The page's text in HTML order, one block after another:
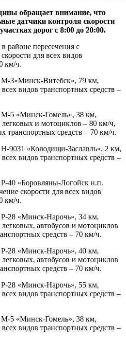
обращает внимание, что
датчики контроля скорости
дорог с 8:00 до 20:00.
районе пересечения с
для всех видов
км/ч.
3«Минск-Витебск», 79 км,
видов транспортных средств –
5 «Минск-Гомель», 38 км,
легковых и мотоциклов – 80 км/ч,
транспортных средств – 70 км/ч.
9031 «Колодищи-Заславль», 2 км,
видов транспортных средств –
40 «Боровляны-Логойск н.п.
скорости для всех видов
км/ч.
28 «Минск-Нарочь», 34 км,
автобусов и мотоциклов
средств – 70 км/ч.
28 «Минск-Нарочь», 40 км,
автобусов и мотоциклов
средств – 70 км/ч.
28 «Минск-Нарочь», 55 км,
видов транспортных средств –
5 «Минск-Гомель», 38 км,
видов транспортных средств –